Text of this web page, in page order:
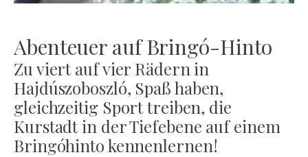
Abenteuer auf Bringó-Hinto
Zu viert auf vier Rädern in
Hajdúszoboszló, Spaß haben,
gleichzeitig Sport treiben, die
Kurstadt in der Tiefebene auf einem
Bringóhinto kennenlernen!